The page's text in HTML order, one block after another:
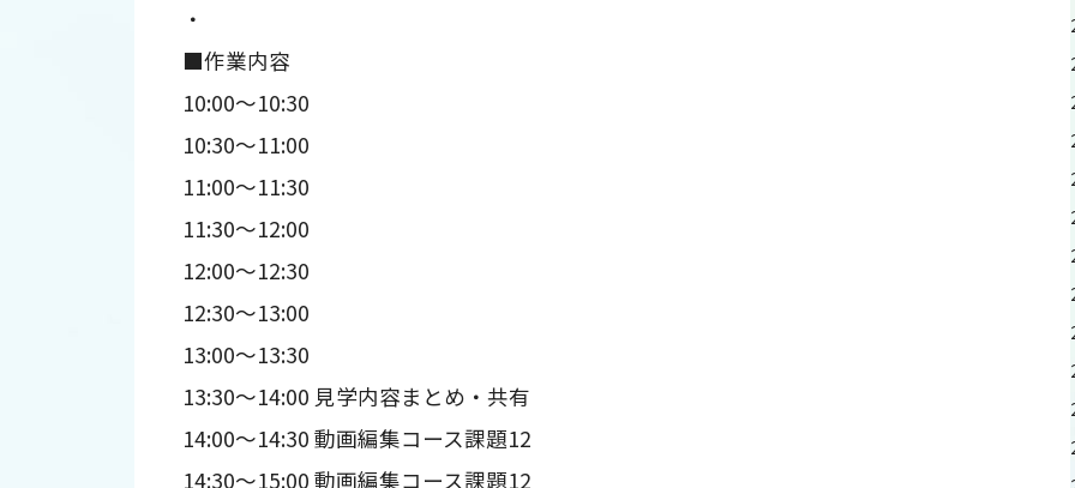
・
■作業内容
10:00～10:30
10:30～11:00
11:00～11:30
11:30～12:00
12:00～12:30
12:30～13:00
13:00～13:30
13:30～14:00 見学内容まとめ・共有
14:00～14:30 動画編集コース課題12
14:30～15:00 動画編集コース課題12